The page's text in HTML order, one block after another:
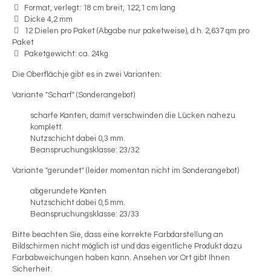
Format, verlegt: 18 cm breit, 122,1 cm lang
Dicke 4,2 mm
12 Dielen pro Paket (Abgabe nur paketweise), d.h. 2,637 qm pro
Paket
Paketgewicht: ca. 24kg
Die Oberflächje gibt es in zwei Varianten:
Variante "Scharf" (Sonderangebot)
scharfe Kanten, damit verschwinden die Lücken nahezu
komplett.
Nutzschicht dabei 0,3 mm.
Beanspruchungsklasse: 23/32
Variante "gerundet" (leider momentan nicht im Sonderangebot)
abgerundete Kanten
Nutzschicht dabei 0,5 mm.
Beanspruchungsklasse: 23/33
Bitte beachten Sie, dass eine korrekte Farbdarstellung an
Bildschirmen nicht möglich ist und das eigentliche Produkt dazu
Farbabweichungen haben kann. Ansehen vor Ort gibt Ihnen
Sicherheit.